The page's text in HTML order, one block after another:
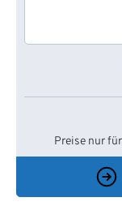
Preise nur